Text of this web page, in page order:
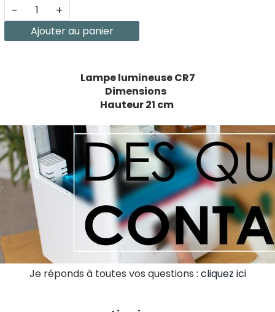
- +
Ajouter au panier
Lampe lumineuse CR7
Dimensions
Hauteur 21 cm
Je réponds à toutes vos questions : cliquez ici